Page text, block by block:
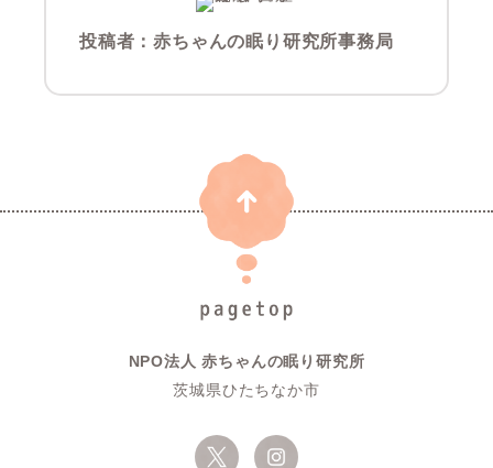
投稿者：赤ちゃんの眠り研究所事務局
NPO法人 赤ちゃんの眠り研究所
茨城県ひたちなか市